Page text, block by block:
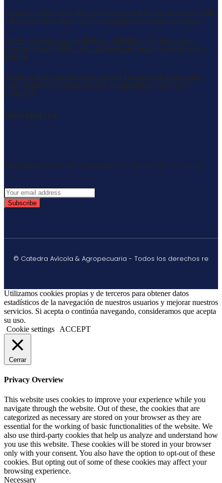
Argentina vuelve a abrir puertas para la carne aviar: Chile
y Perú se destraban y China espera una señal política
Cobb participó en la XII Expo AMEVEA y XIV Seminario
Internacional 2026 con conferencia técnica de Antonio
Duplat
Cobb realizó capacitación para Tecavi en Pacasmayo
enfocada en reproductoras, incubación y pollo de
engorde
Newsletter
Mantengase informado semanalmente con nuestro newsletter
Subscribe
© Catedra Avícola & Agropecuaria - Todos los derechos re
Utilizamos cookies propias y de terceros para obtener datos
estadísticos de la navegación de nuestros usuarios y mejorar nuestros
servicios. Si acepta o continúa navegando, consideramos que acepta
su uso.
Cookie settings
ACCEPT
Cerrar
Privacy Overview
This website uses cookies to improve your experience while you
navigate through the website. Out of these, the cookies that are
categorized as necessary are stored on your browser as they are
essential for the working of basic functionalities of the website. We
also use third-party cookies that help us analyze and understand how
you use this website. These cookies will be stored in your browser
only with your consent. You also have the option to opt-out of these
cookies. But opting out of some of these cookies may affect your
browsing experience.
Necessary